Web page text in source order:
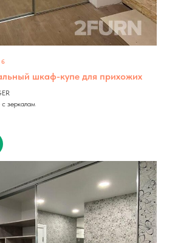
шкаф-купе для прихожих
зеркалам